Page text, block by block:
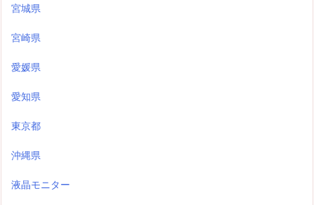
宮城県
宮崎県
愛媛県
愛知県
東京都
沖縄県
液晶モニター